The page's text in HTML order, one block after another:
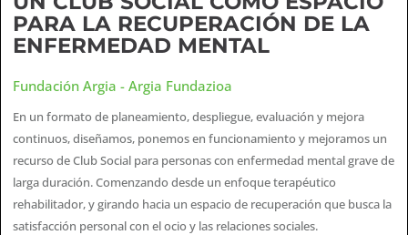
PARA LA RECUPERACIÓN DE LA
ENFERMEDAD MENTAL
Fundación Argia - Argia Fundazioa
En un formato de planeamiento, despliegue, evaluación y mejora
continuos, diseñamos, ponemos en funcionamiento y mejoramos un
recurso de Club Social para personas con enfermedad mental grave de
larga duración. Comenzando desde un enfoque terapéutico
rehabilitador, y girando hacia un espacio de recuperación que busca la
satisfacción personal con el ocio y las relaciones sociales.